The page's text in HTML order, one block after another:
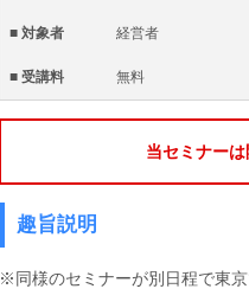
■ 対象者 経営者
■ 受講料 無料
当セミナー
趣旨説明
※同様のセミナーが別日程で東